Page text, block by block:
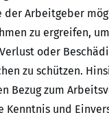
der Arbeitgeber
zu ergreifen,
oder
zu schützen.
Bezug zum
Kenntnis und